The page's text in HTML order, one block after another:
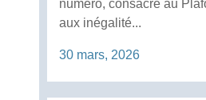
numéro, consacré au
aux inégalité...
30 mars, 2026